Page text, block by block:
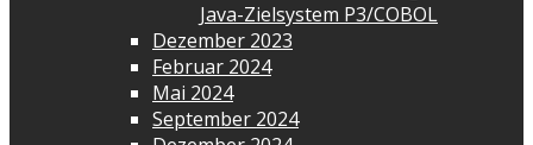
Java-Zielsystem P3/COBOL
Dezember 2023
Februar 2024
Mai 2024
September 2024